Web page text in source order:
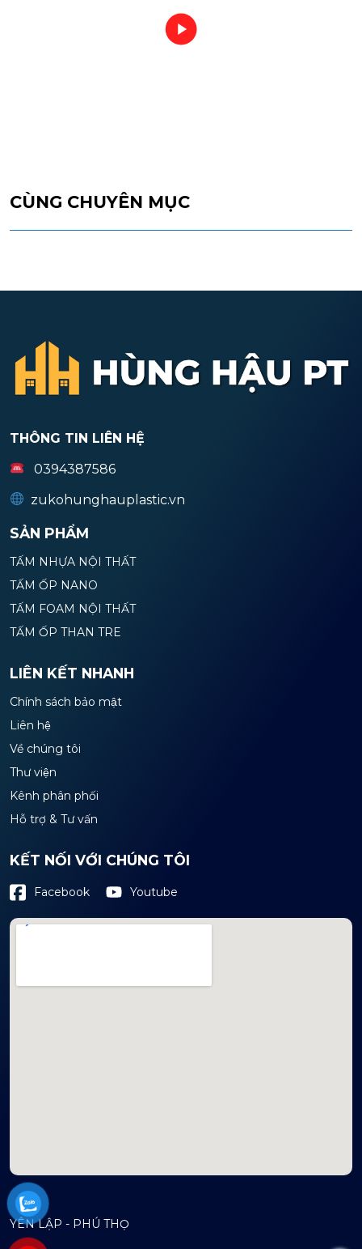
CÙNG CHUYÊN MỤC
THÔNG TIN LIÊN HỆ
0394387586
zukohunghauplastic.vn
SẢN PHẨM
TẤM NHỰA NỘI THẤT
TẤM ỐP NANO
TẤM FOAM NỘI THẤT
TẤM ỐP THAN TRE
LIÊN KẾT NHANH
Chính sách bảo mật
Liên hệ
Về chúng tôi
Thư viện
Kênh phân phối
Hỗ trợ & Tư vấn
KẾT NỐI VỚI CHÚNG TÔI
Facebook Youtube
mapembeds.com
YÊN LẬP - PHÚ THỌ